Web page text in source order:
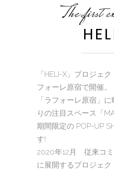
The first
「HELI-X」プロジェ
フォーレ原宿で開催。
「ラフォーレ原宿」
りの注目スペース「
期間限定の POP-UP
す!
2020年12月 従来コ
に展開するプロジェ